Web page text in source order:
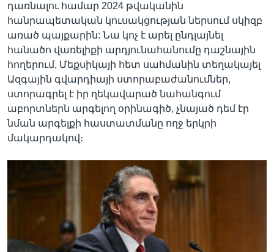
դառնալու համար 2024 թվականին
հանրապետական կուսակցության ներսում սկիզբ
առած պայքարին: Նա կոչ է արել ընդլայնել
հանածո վառելիքի արդյունահանումը դաշնային
հողերում, Մեքսիկայի հետ սահմանին տեղակայել
Ազգային գվարդիայի ստորաբաժանումներ,
ստորագրել է իր ղեկավարած նահանգում
աբորտներն արգելող օրինագիծ, չնայած դեմ էր
նման արգելքի հաստատմանը ողջ երկրի
մակարդակով։